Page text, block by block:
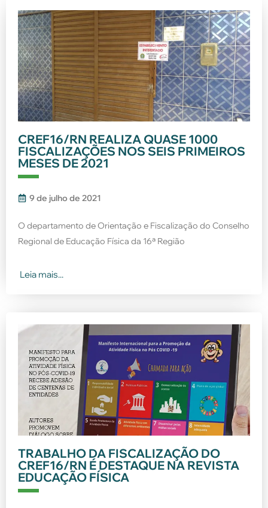
CREF16/RN REALIZA QUASE 1000
FISCALIZAÇÕES NOS SEIS PRIMEIROS
MESES DE 2021
9 de julho de 2021
O departamento de Orientação e Fiscalização do Conselho
Regional de Educação Física da 16ª Região
Leia mais...
TRABALHO DA FISCALIZAÇÃO DO
CREF16/RN É DESTAQUE NA REVISTA
EDUCAÇÃO FÍSICA